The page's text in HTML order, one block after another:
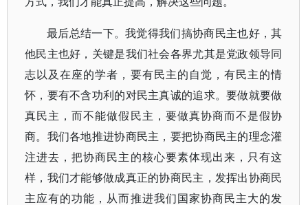
最后总结一下。我觉得我们搞协商民主也好，其
他民主也好，关键是我们社会各界尤其是党政领导同
志以及在座的学者，要有民主的自觉，有民主的情
怀，要有不含功利的对民主真诚的追求。要做就要做
真民主，而不能做假民主，要做真协商而不是假协
商。我们各地推进协商民主，要把协商民主的理念灌
注进去，把协商民主的核心要素体现出来，只有这
样，我们才能够做成真正的协商民主，发挥出协商民
主应有的功能，从而推进我们国家协商民主大的发